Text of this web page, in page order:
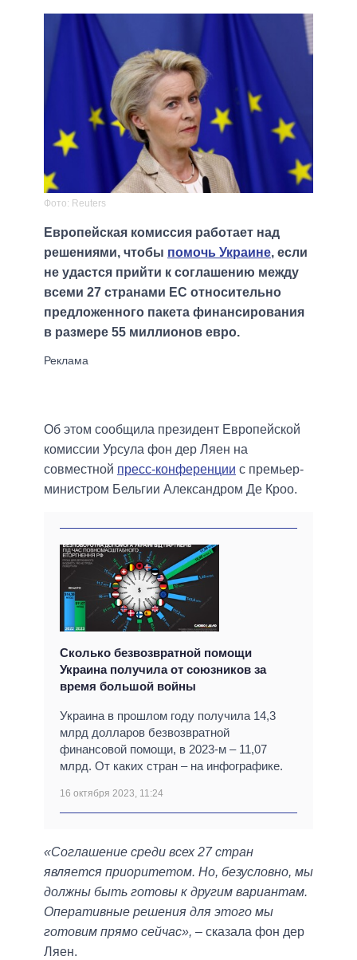
Фото: Reuters
Европейская комиссия работает над
решениями, чтобы помочь Украине, если
не удастся прийти к соглашению между
всеми 27 странами ЕС относительно
предложенного пакета финансирования
в размере 55 миллионов евро.
Об этом сообщила президент Европейской
комиссии Урсула фон дер Ляен на
совместной пресс-конференции с премьер-
министром Бельгии Александром Де Кроо.
Сколько безвозвратной помощи
Украина получила от союзников за
время большой войны
Украина в прошлом году получила 14,3
млрд долларов безвозвратной
финансовой помощи, в 2023-м – 11,07
млрд. От каких стран – на инфографике.
16 октября 2023, 11:24
«Соглашение среди всех 27 стран
является приоритетом. Но, безусловно, мы
должны быть готовы к другим вариантам.
Оперативные решения для этого мы
готовим прямо сейчас», – сказала фон дер
Ляен.